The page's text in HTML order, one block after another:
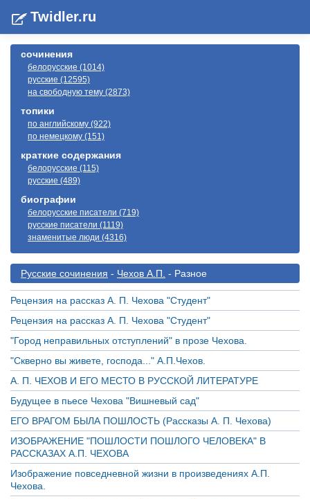
Twidler.ru
сочинения
белорусские (1014)
русские (12595)
на свободную тему (2873)
топики
по английскому (922)
по немецкому (151)
краткие содержания
белорусские (115)
русские (489)
биографии
белорусские писатели (719)
русские писатели (1119)
знаменитые люди (4316)
Русские сочинения - Чехов А.П. - Разное
Рецензия на рассказ А. П. Чехова "Студент"
Рецензия на рассказ А. П. Чехова "Студент"
"Город неправильных отступлений" в прозе Чехова.
"Скверно вы живете, господа..." А.П.Чехов.
А. П. ЧЕХОВ И ЕГО МЕСТО В РУССКОЙ ЛИТЕРАТУРЕ
Будущее в пьесе Чехова "Вишневый сад"
ЕГО ВРАГОМ БЫЛА ПОШЛОСТЬ (Рассказы А. П. Чехова)
ИЗОБРАЖЕНИЕ "ПОШЛОСТИ ПОШЛОГО ЧЕЛОВЕКА" В
РАССКАЗАХ А.П. ЧЕХОВА
Изображение повседневной жизни в произведениях А.П.
Чехова.